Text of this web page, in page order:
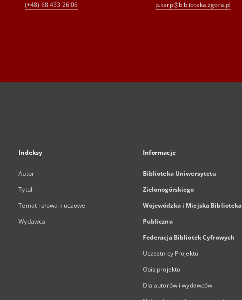
(+48) 68 453 26 06 p.karp@biblioteka.zgora.pl
Indeksy
Autor
Tytuł
Temat i słowa kluczowe
Wydawca
Informacje
Biblioteka Uniwersytetu
Zielonogórskiego
Wojewódzka i Miejska Biblioteka
Publiczna
Federacja Bibliotek Cyfrowych
Uczestnicy Projektu
Opis projektu
Dla autorów i wydawców